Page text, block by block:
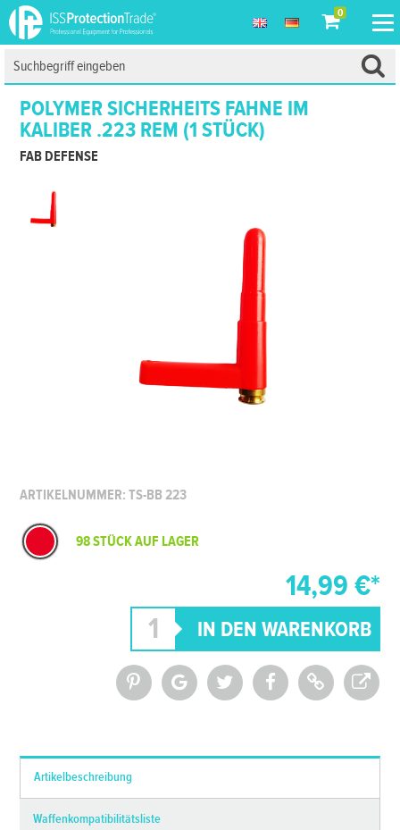
0
POLYMER SICHERHEITS FAHNE IM
KALIBER .223 REM (1 STÜCK)
FAB DEFENSE
ARTIKELNUMMER: TS-BB 223
98 STÜCK AUF LAGER
14,99 €*
Artikelbeschreibung
Waffenkompatibilitätsliste